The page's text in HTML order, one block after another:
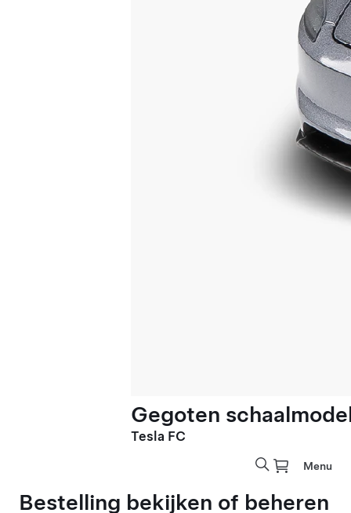
Gegoten
Tesla FC
Menu
Bestelling bekijken of beheren